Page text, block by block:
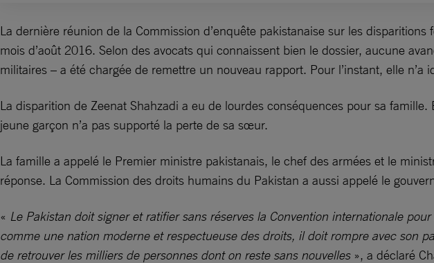
La dernière réunion de la Commission d’enquête pakistanaise sur les
mois d’août 2016. Selon des avocats qui connaissent bien le dossier, aucune
militaires – a été chargée de remettre un nouveau rapport. Pour l’instant, elle n’a
La disparition de Zeenat Shahzadi a eu de lourdes conséquences pour sa
jeune garçon n’a pas supporté la perte de sa sœur.
La famille a appelé le Premier ministre pakistanais, le chef des armées et le
réponse. La Commission des droits humains du Pakistan a aussi appelé le
« Le Pakistan doit signer et ratifier sans réserves la Convention internationale
comme une nation moderne et respectueuse des droits, il doit rompre avec son
de retrouver les milliers de personnes dont on reste sans nouvelles», a déclaré